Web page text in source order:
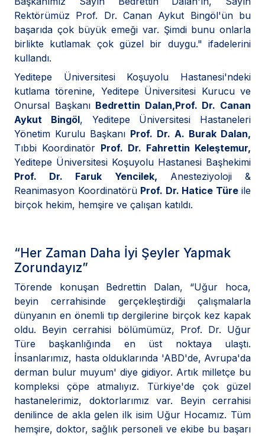
Rektörümüz Prof. Dr. Canan Aykut Bingöl'ün bu
başarıda çok büyük emeği var. Şimdi bunu onlarla
birlikte kutlamak çok güzel bir duygu." ifadelerini
kullandı.
Yeditepe Üniversitesi Koşuyolu Hastanesi'ndeki
kutlama törenine, Yeditepe Üniversitesi Kurucu ve
Onursal Başkanı Bedrettin Dalan,Prof. Dr. Canan
Aykut Bingöl, Yeditepe Üniversitesi Hastaneleri
Yönetim Kurulu Başkanı Prof. Dr. A. Burak Dalan,
Tıbbi Koordinatör Prof. Dr. Fahrettin Keleştemur,
Yeditepe Üniversitesi Koşuyolu Hastanesi Başhekimi
Prof. Dr. Faruk Yencilek, Anesteziyoloji &
Reanimasyon Koordinatörü Prof. Dr. Hatice Türeile
birçok hekim, hemşire ve çalışan katıldı.
“Her Zaman Daha İyi Şeyler Yapmak
Zorundayız”
Törende konuşan Bedrettin Dalan, “Uğur hoca,
beyin cerrahisinde gerçekleştirdiği çalışmalarla
dünyanın en önemli tıp dergilerine birçok kez kapak
oldu. Beyin cerrahisi bölümümüz, Prof. Dr. Uğur
Türe başkanlığında en üst noktaya ulaştı.
İnsanlarımız, hasta olduklarında 'ABD'de, Avrupa'da
derman bulur muyum' diye gidiyor. Artık milletçe bu
kompleksi çöpe atmalıyız. Türkiye'de çok güzel
hastanelerimiz, doktorlarımız var. Beyin cerrahisi
denilince de akla gelen ilk isim Uğur Hocamız. Tüm
hemşire, doktor, sağlık personeli ve ekibe bu başarı